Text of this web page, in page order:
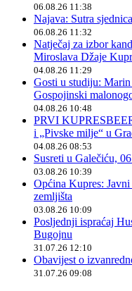
06.08.26 11:38
Najava: Sutra
06.08.26 11:32
Natječaj za izbor
Miroslava Džaje
04.08.26 11:29
Gosti u studiju:
Gospojinski
04.08.26 10:48
PRVI
i „Pivske milje“ u
04.08.26 08:53
Susreti u Galečiću,
03.08.26 10:39
Općina Kupres:
zemljišta
03.08.26 10:09
Posljednji ispraćaj
Bugojnu
31.07.26 12:10
Obavijest o
31.07.26 09:08